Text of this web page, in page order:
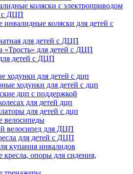
коляски с электроприводом
с ДЦП
инвалидные коляски для детей с
для детей с ДЦП
«Трость» для детей с ДЦП
детей с ДЦП
ходунки для детей с дцп
ходунки для детей с дцп
дцп с поддержкой
для детей дцп
для детей с дцп
велосипеды
велосипед для ДЦП
для детей с ДЦП
купания инвалидов
опоры для сидения,